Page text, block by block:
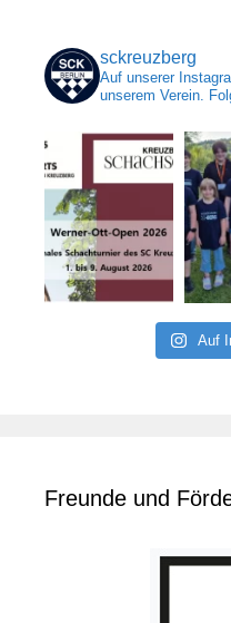
sckreuzberg
Auf unserer
unserem Verein.
Auf
Freunde und